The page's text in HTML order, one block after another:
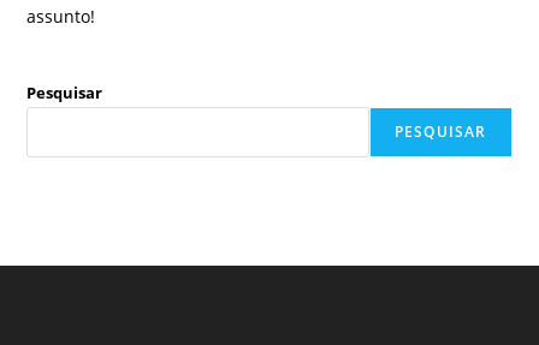
assunto!
Pesquisar
PESQUISAR